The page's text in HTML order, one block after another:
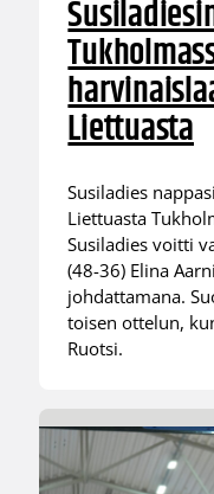
Liettuasta
Susiladies
Liettuasta
Susiladies voitti
(48-36) Elina
johdattamana.
toisen ottelun,
Ruotsi.